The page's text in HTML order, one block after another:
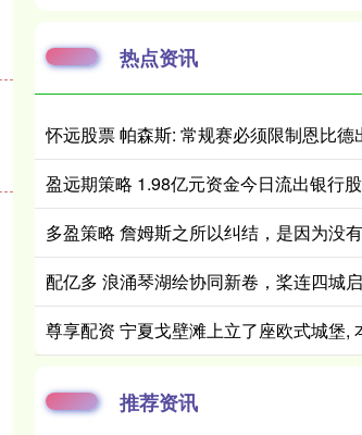
热点资讯
盈远期策略 1.98亿元资金今日流出银行股
推荐资讯